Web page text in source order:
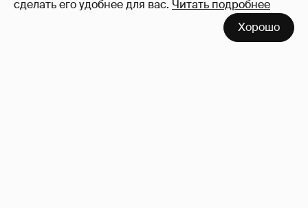
сделать его удобнее для вас. Читать подробнее
Хорошо